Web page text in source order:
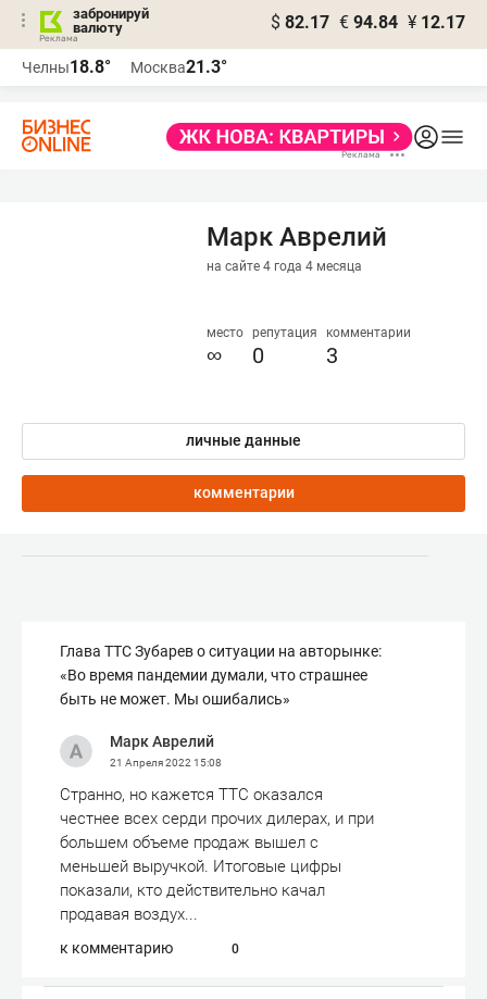
забронируй
валюту
$ 82.17 € 94.84 ¥ 12.17
Челны18.8° Москва21.3°
Марк Аврелий
на сайте 4 года 4 месяца
место
∞
репутация
0
комментарии
3
личные данные
комментарии
Глава ТТС Зубарев о ситуации на авторынке:
«Во время пандемии думали, что страшнее
быть не может. Мы ошибались»
Марк Аврелий
21 Апреля 2022 15:08
Странно, но кажется ТТС оказался
честнее всех серди прочих дилерах, и при
большем объеме продаж вышел с
меньшей выручкой. Итоговые цифры
показали, кто действительно качал
продавая воздух...
к комментарию 0